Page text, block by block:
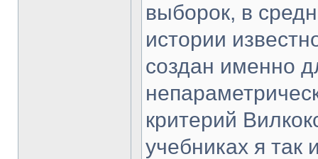
выборок, в
истории
создан именно
критерий
учебниках я так